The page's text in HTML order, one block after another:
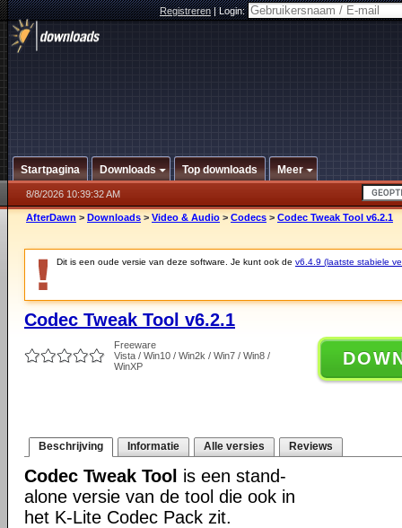
Registreren|Login:
Startpagina Downloads Top downloads Meer
8/8/2026 10:39:32 AM
AfterDawn > Downloads > Video & Audio > Codecs > Codec Tweak Tool v6.2.1
Dit is een oude versie van deze software. Je kunt ook de v6.4.9 (laatste stabiele
Codec Tweak Tool v6.2.1
Freeware
Vista / Win10 / Win2k / Win7 / Win8 /
WinXP
Beschrijving Informatie Alle versies Reviews
Codec Tweak Tool is een stand-
alone versie van de tool die ook in
het K-Lite Codec Pack zit.